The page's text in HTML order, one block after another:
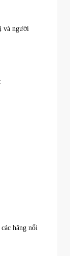
và người
hãng nổi